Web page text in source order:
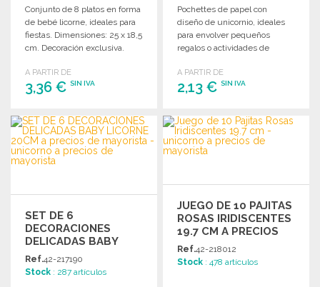
Conjunto de 8 platos en forma
de bebé licorne, ideales para
fiestas. Dimensiones: 25 x 18,5
cm. Decoración exclusiva.
A PARTIR DE
3,36 € SIN IVA
PEDIR
Solicitar un presupuesto
Pochettes de papel con
diseño de unicornio, ideales
para envolver pequeños
regalos o actividades de
A PARTIR DE
2,13 €SIN IVA
PEDIR
Solicitar un presupuesto
SET DE 6
DECORACIONES
DELICADAS BABY
LICORNE 20CM A
PRECIOS DE
MAYORISTA
Ref.42-217190
Stock : 287 artículos
JUEGO DE 10 PAJITAS
ROSAS IRIDISCENTES
19.7 CM A PRECIOS
DE MAYORISTA
Ref.42-218012
Stock : 478 artículos